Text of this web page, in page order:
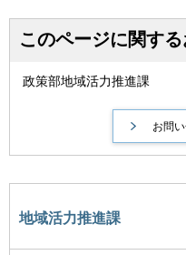
このページに関す
政策部地域活力推進課
地域活力推進課